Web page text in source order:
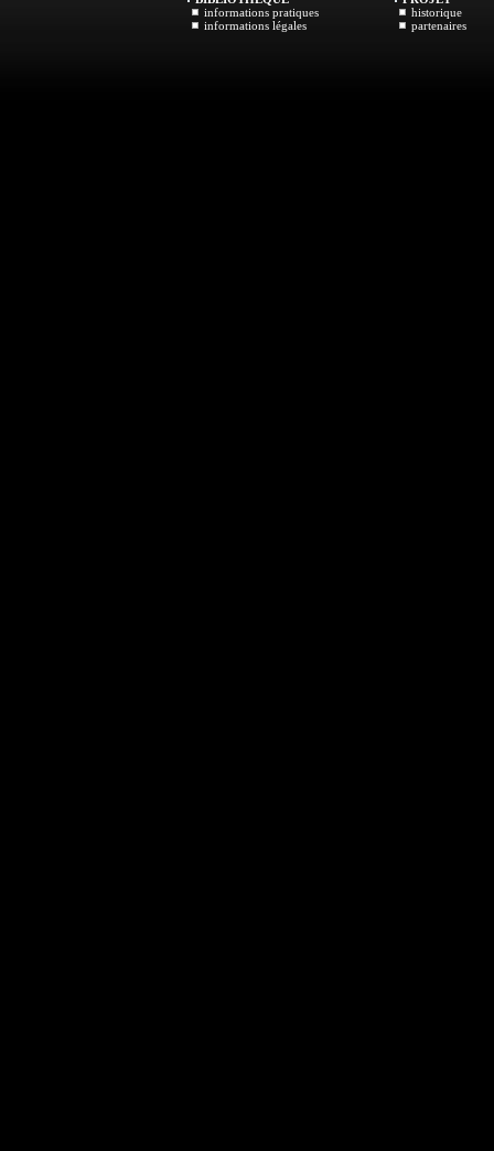
informations pratiques
informations légales
historique
partenaires